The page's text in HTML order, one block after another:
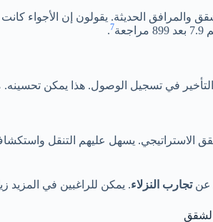
7
.
في تسجيل الوصول. هذا يمكن تحسينه.
عنتجارب النزلاء. يمكن للراغبين في المزيد